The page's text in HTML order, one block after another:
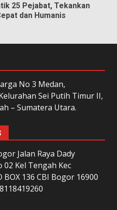
25 Pejabat, Tekankan
dan Humanis
No 3 Medan,
Sei Putih Timur II,
– Sumatera Utara.
Jalan Raya Dady
02 Kel Tengah Kec
136 CBI Bogor 16900